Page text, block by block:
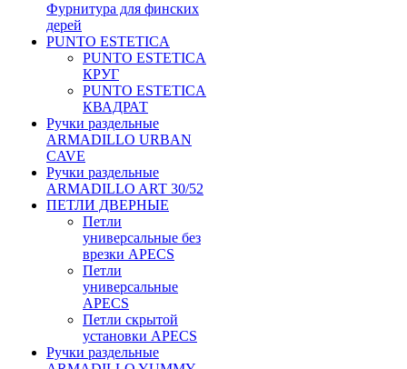
Фурнитура для финских
дерей
PUNTO ESTETICA
PUNTO ESTETICA
КРУГ
PUNTO ESTETICA
КВАДРАТ
Ручки раздельные
ARMADILLO URBAN
CAVE
Ручки раздельные
ARMADILLO ART 30/52
ПЕТЛИ ДВЕРНЫЕ
Петли
универсальные без
врезки APECS
Петли
универсальные
APECS
Петли скрытой
установки APECS
Ручки раздельные